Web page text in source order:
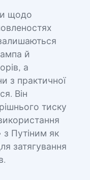
щодо
й
а
з практичної
Він
тиску
з Путіним як
затягування